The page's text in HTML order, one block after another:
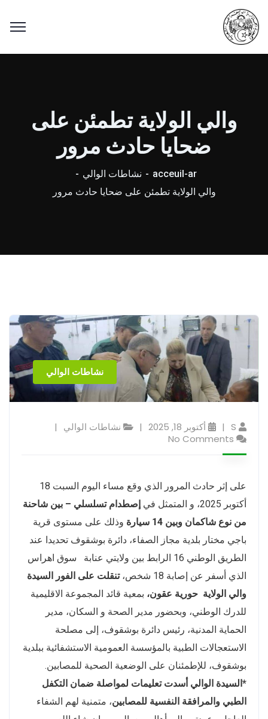
والي الولاية تطمئن على
ضحايا حادث مرور
acceuil-ar
نشاطات الوالي
والي الولاية تطمئن على ضحايا حادث مرور
نشاطات الوالي
S أكتوبر 18, 2025
نشاطات الوالي
No Comments
على إثر حادث المرور الذي وقع مساء اليوم السبت 18
أكتوبر 2025، و المتمثل في
إصطدام تسلسلي – بين شاحنة
من نوع شاكمان وبين 14 سيارة
وذلك على مستوى قرية
باجي مختار بلدية مجاز الصفاء، دائرة بوشقوف تحديدا عند
الطريق الوطني 16 الرابط بين ولايتي عنابة سوق اهراس
الذي أسفر عن إصابة 18 شخص،
تنقلت على الفور السيدة
والي الولاية حورية عقون، بمعية قائد المجموعة الاقليمية
للدرك الوطني، وبحضور مدير الصحة و السكان، مدير
الحماية المدنية، رئيس دائرة بوشقوف، إلى مصلحة
الاستعجالات الطبية بالمؤسسة العمومية الاستشفائية ببلدية
بوشقوف، للإطمئنان على الوضعية الصحية للمصابين.
*السيدة الوالي أسدت تعليمات لمواصلة ضمان التكفل
الطبي والمرافقة النفسية للمصابين، متمنية لهم الشفاء